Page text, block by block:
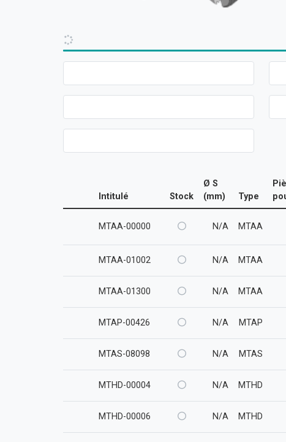
Intitulé Stock
Ø S
(mm)
Type
MTAA-00000 N/A MTAA
MTAA-01002 N/A MTAA
MTAA-01300 N/A MTAA
MTAP-00426 N/A MTAP
MTAS-08098 N/A MTAS
MTHD-00004 N/A MTHD
MTHD-00006 N/A MTHD